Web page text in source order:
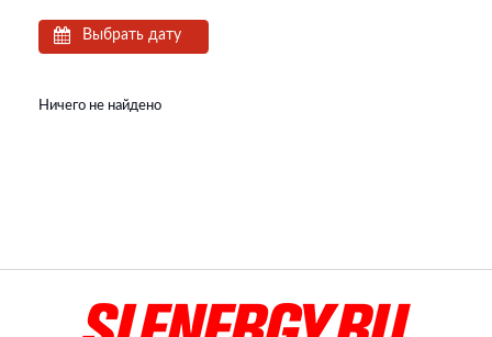
Выбрать дату
Ничего не найдено